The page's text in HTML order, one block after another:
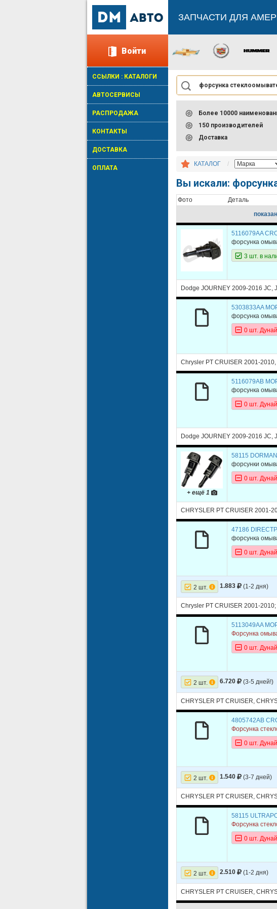
Войти
ССЫЛКИ : КАТАЛОГИ
АВТОСЕРВИСЫ
РАСПРОДАЖА
КОНТАКТЫ
ДОСТАВКА
ОПЛАТА
ЗАПЧАСТИ ДЛЯ
Более 10000
150 производителей
Доставка
КАТАЛОГ
Вы искали:
Фото
Деталь
5116079AA
форсунка
3 шт. в
Dodge JOURNEY 2009-2016 JC,
5303833AA
форсунка
0 шт.
Chrysler PT CRUISER 2001-
5116079AB
форсунка
0 шт.
Dodge JOURNEY 2009-2016 JC,
+ ещё 1
58115 DORMAN
форсунки
0 шт.
CHRYSLER PT CRUISER 2001-
47186
форсунка
0 шт.
2 шт. 1.883 (1-2 дня)
Chrysler PT CRUISER 2001-
5113049AA
Форсунка
0 шт.
2 шт. 6.720 (3-5 дней!)
CHRYSLER PT CRUISER,
4805742AB
Форсунка
0 шт.
2 шт. 1.540 (3-7 дней)
CHRYSLER PT CRUISER,
58115
Форсунка
0 шт.
2 шт. 2.510 (1-2 дня)
CHRYSLER PT CRUISER,